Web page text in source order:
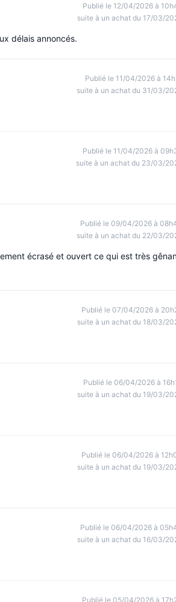
Publié le 12/04/2026 à
suite à un achat du 17/03/
délais annoncés.
Publié le 11/04/2026 à
suite à un achat du 31/03/
Publié le 11/04/2026 à
suite à un achat du 23/03/
Publié le 09/04/2026 à
suite à un achat du 22/03/
écrasé et ouvert ce qui est très
Publié le 07/04/2026 à
suite à un achat du 18/03/
Publié le 06/04/2026 à
suite à un achat du 19/03/
Publié le 06/04/2026 à
suite à un achat du 19/03/
Publié le 06/04/2026 à
suite à un achat du 16/03/
Publié le 05/04/2026 à